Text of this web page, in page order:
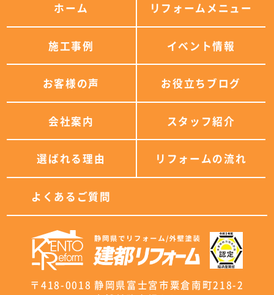
ホーム リフォームメニュー
施工事例 イベント情報
お客様の声 お役立ちブログ
会社案内 スタッフ紹介
選ばれる理由 リフォームの流れ
よくあるご質問
〒418-0018 静岡県富士宮市粟倉南町218-2